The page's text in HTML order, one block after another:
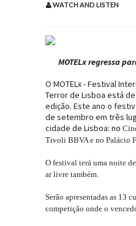
WATCH AND LISTEN
MOTELx regressa
O MOTELx - Festival
Terror de Lisboa está
edição. Este ano o
de setembro em três
cidade de Lisboa: no
Tivoli BBVA e no Palácio
O festival terá uma noite
ar livre também.
Serão apresentadas as 13
competição onde o